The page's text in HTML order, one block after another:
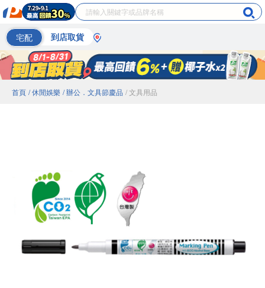
宅配 到店取貨
首頁 / 休閒娛樂 / 辦公．文具節慶品 / 文具用品